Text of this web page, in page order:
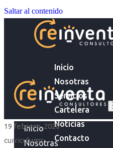
Saltar al contenido
Inicio
Nosotras
Servicios
Cartelera
Noticias
Contacto
Inicio
Nosotras
19 febrero, 2026
curriculums